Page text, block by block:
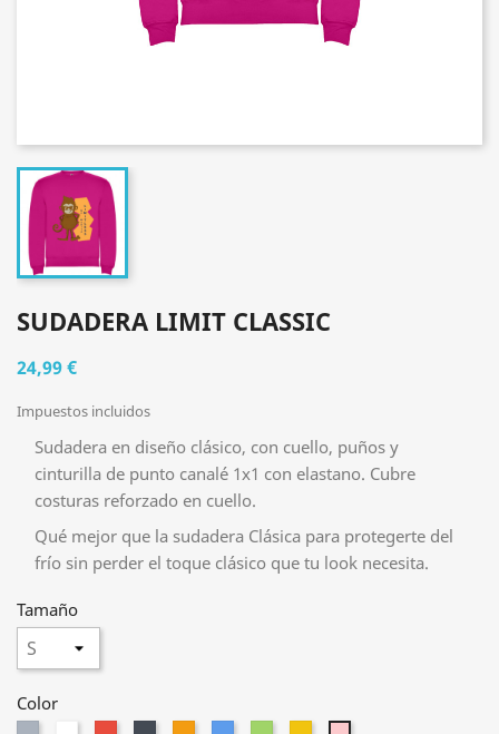
SUDADERA LIMIT CLASSIC
24,99 €
Impuestos incluidos
Sudadera en diseño clásico, con cuello, puños y
cinturilla de punto canalé 1x1 con elastano. Cubre
costuras reforzado en cuello.
Qué mejor que la sudadera Clásica para protegerte del
frío sin perder el toque clásico que tu look necesita.
Tamaño
Color